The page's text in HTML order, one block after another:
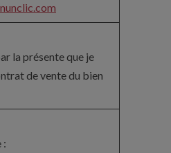
la présente que je
de vente du bien
: